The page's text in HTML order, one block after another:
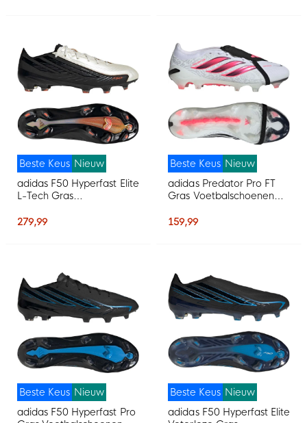
Beste Keus Nieuw
adidas F50 Hyperfast Elite
L-Tech Gras
Zwart Wit Oranje
279,99
Beste Keus Nieuw
adidas Predator Pro FT
Gras Voetbalschoenen
159,99
Beste Keus Nieuw
adidas F50 Hyperfast Pro
Beste Keus Nieuw
adidas F50 Hyperfast Elite